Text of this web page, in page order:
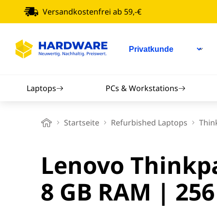
Versandkostenfrei ab 59,-€
Laptops
14 Zoll Laptops
15 Zoll Laptops
PCs & Workstations
Workstations
All-in-One PCs
Startseite Refurbished Laptops
Lenovo
8 GB RAM | 256